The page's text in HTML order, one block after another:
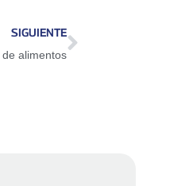
SIGUIENTE
alimentos